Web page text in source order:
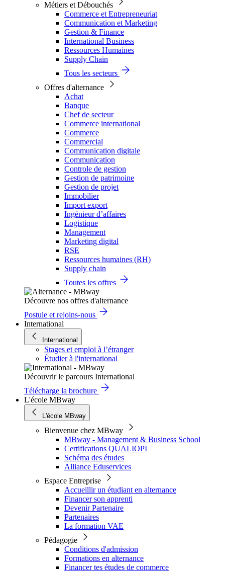
Métiers et Débouchés
Commerce et Entrepreneuriat
Communication et Marketing
Gestion & Finance
International Business
Ressources Humaines
Supply Chain
Tous les secteurs
Offres d'alternance
Achat
Banque
Chef de secteur
Commerce international
Commerce
Commercial
Communication digitale
Communication
Controle de gestion
Gestion de patrimoine
Gestion de projet
Immobilier
Import export
Ingénieur d’affaires
Logistique
Management
Marketing digital
RSE
Ressources humaines (RH)
Supply chain
Toutes les offres
Découvre nos offres d'alternance
Postule et rejoins-nous
International
International
Stages et emploi à l’étranger
Étudier à l'international
Découvrir le parcours International
Télécharge la brochure
L'école MBway
L'école MBway
Bienvenue chez MBway
MBway - Management & Business School
Certifications QUALIOPI
Schéma des études
Alliance Eduservices
Espace Entreprise
Accueillir un étudiant en alternance
Financer son apprenti
Devenir Partenaire
Partenaires
La formation VAE
Pédagogie
Conditions d'admission
Formations en alternance
Financer tes études de commerce